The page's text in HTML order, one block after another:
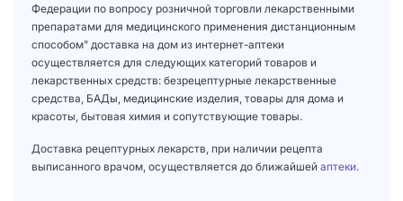
Федерации по вопросу розничной торговли лекарственными
препаратами для медицинского применения дистанционным
способом" доставка на дом из интернет-аптеки
осуществляется для следующих категорий товаров и
лекарственных средств: безрецептурные лекарственные
средства, БАДы, медицинские изделия, товары для дома и
красоты, бытовая химия и сопутствующие товары.
Доставка рецептурных лекарств, при наличии рецепта
выписанного врачом, осуществляется до ближайшей аптеки.